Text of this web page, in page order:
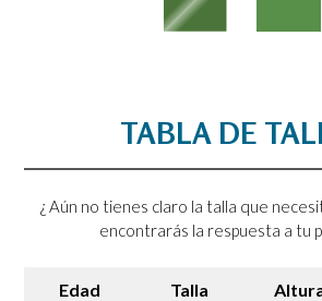
TABLA DE
¿ Aún no tienes claro la talla que
encontrarás la respuesta a tu
Edad Talla